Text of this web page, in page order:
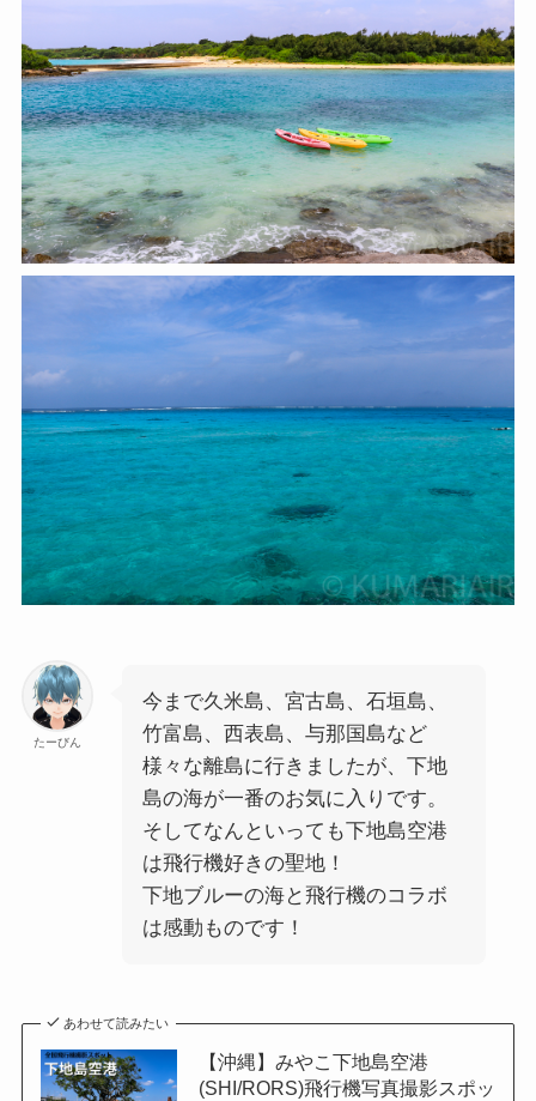
たーびん
今まで久米島、宮古島、石垣島、
竹富島、西表島、与那国島など
様々な離島に行きましたが、下地
島の海が一番のお気に入りです。
そしてなんといっても下地島空港
は飛行機好きの聖地！
下地ブルーの海と飛行機のコラボ
は感動ものです！
あわせて読みたい
【沖縄】みやこ下地島空港
(SHI/RORS)飛行機写真撮影スポッ